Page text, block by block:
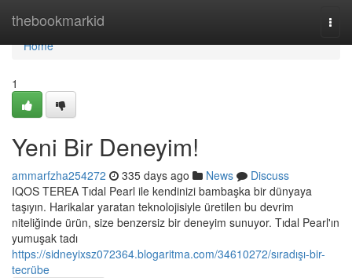
thebookmarkid
Home
Home
1
Yeni Bir Deneyim!
ammarfzha254272 335 days ago News
Discuss
IQOS TEREA Tıdal Pearl ile kendinizi bambaşka bir dünyaya
taşıyın. Harikalar yaratan teknolojisiyle üretilen bu devrim
niteliğinde ürün, size benzersiz bir deneyim sunuyor. Tıdal Pearl'ın
yumuşak tadı
https://sidneyixsz072364.blogaritma.com/34610272/sıradışı-bir-
tecrübe